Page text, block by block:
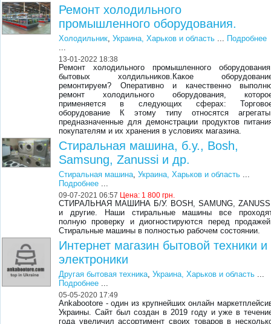
Ремонт холодильного
промышленного оборудования.
Холодильник ,Украина, Харьков и область
Подробнее
13-01-2022 18:38
Ремонт холодильного промышленного
бытовых холдильников.Какое
ремонтируем? Оперативно и качественно
ремонт холодильного оборудования,
применяется в следующих сферах:
оборудование К этому типу относятся
предназначенные для демонстрации продуктов
покупателям и их хранения в условиях магазина.
Стиральная машина, б.у., Bosh,
Samsung, Zanussi и др.
Стиральная машина ,Украина, Харьков и область
Подробнее
09-07-2021 06:57 Цена: 1 800 грн.
СТИРАЛЬНАЯ МАШИНА Б/У. BOSH, SAMUNG,
и другие. Наши стиральные машины все
полную проверку и диогностируются перед
Стиральные машины в полностью рабочем состоянии.
Интернет магазин бытовой техники и
электроники
Другая бытовая техника ,Украина, Харьков и область
Подробнее
05-05-2020 17:49
Ankabootore - один из крупнейших онлайн
Украины. Сайт был создан в 2019 году и уже в
года увеличил ассортимент своих товаров в